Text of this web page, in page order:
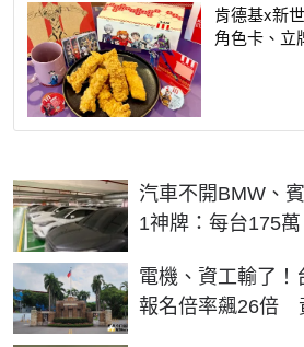
肯德基x新
角色卡、立
汽車不開BMW、
1神牌：每台175
電機、資工輸了！
報名倍率飆26倍